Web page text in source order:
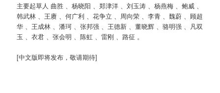
主要起草人 曲胜 、杨晓阳 、郑津洋 、刘玉涛 、杨燕梅 、鲍威 、
韩武林 、王赓 、何广利 、花争立 、周向荣 、李青 、魏蔚 、顾超
华 、王成林 、潘珂 、张邦强 、王德新 、董晓辉 、骆明强 、凡双
玉 、衣君 、张会明 、陈虹 、雷刚 、路征 。
[中文版即将发布，敬请期待]